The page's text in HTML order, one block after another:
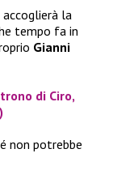
accoglierà la
tempo fa in
Gianni
di Ciro,
non potrebbe